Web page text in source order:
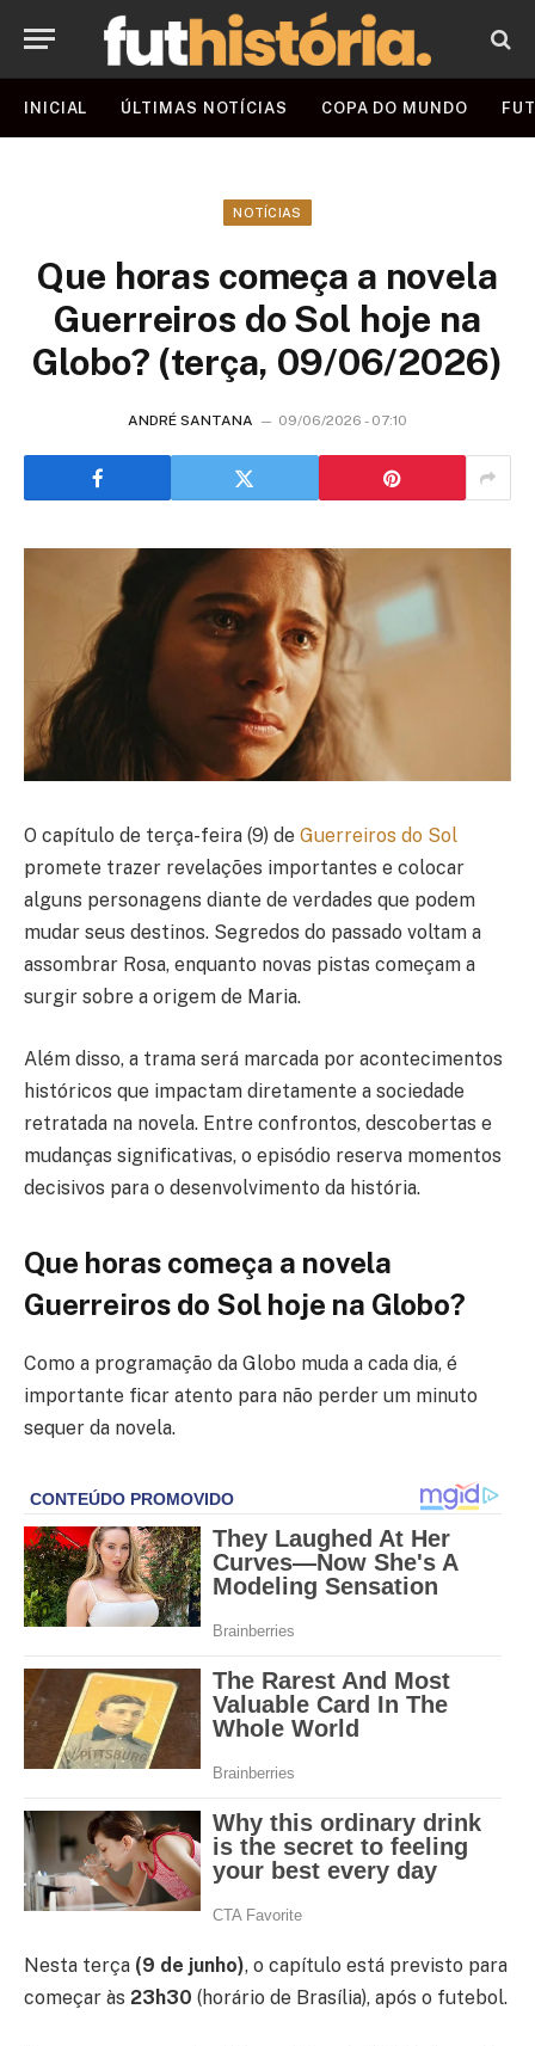
INICIAL ÚLTIMAS NOTÍCIAS COPA DO MUNDO
NOTÍCIAS
Que horas começa a novela
Guerreiros do Sol hoje na
Globo? (terça, 09/06/2026)
ANDRÉ SANTANA 09/06/2026 - 07:10
O capítulo de terça-feira (9) de Guerreiros do Sol
promete trazer revelações importantes e colocar
alguns personagens diante de verdades que podem
mudar seus destinos. Segredos do passado voltam a
assombrar Rosa, enquanto novas pistas começam a
surgir sobre a origem de Maria.
Além disso, a trama será marcada por acontecimentos
históricos que impactam diretamente a sociedade
retratada na novela. Entre confrontos, descobertas e
mudanças significativas, o episódio reserva momentos
decisivos para o desenvolvimento da história.
Que horas começa a novela
Guerreiros do Sol hoje na Globo?
Como a programação da Globo muda a cada dia, é
importante ficar atento para não perder um minuto
sequer da novela.
Nesta terça (9 de junho), o capítulo está previsto para
começar às 23h30 (horário de Brasília), após o futebol.